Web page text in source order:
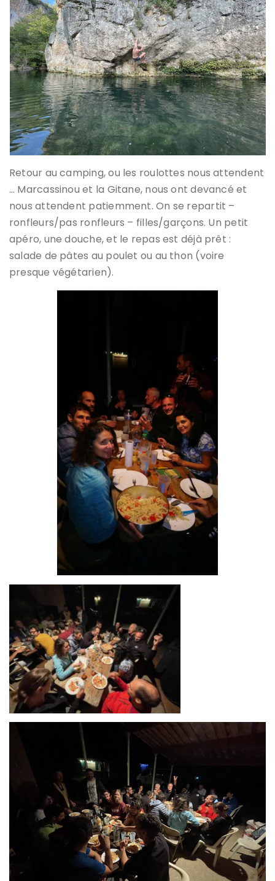
Retour au camping, ou les roulottes nous attendent
… Marcassinou et la Gitane, nous ont devancé et
nous attendent patiemment. On se repartit –
ronfleurs/pas ronfleurs – filles/garçons. Un petit
apéro, une douche, et le repas est déjà prêt :
salade de pâtes au poulet ou au thon (voire
presque végétarien).